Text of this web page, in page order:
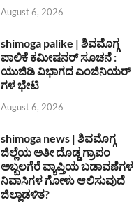
August 6, 2026
shimoga palike | ಶಿವಮೊಗ್ಗ
ಪಾಲಿಕೆ ಕಮೀಷನರ್ ಸೂಚನೆ :
ಯುಜಿಡಿ ವಿಭಾಗದ ಎಂಜಿನಿಯರ್
ಗಳ ಭೇಟಿ
August 6, 2026
shimoga news | ಶಿವಮೊಗ್ಗ
ಜಿಲ್ಲೆಯ ಅತೀ ದೊಡ್ಡ ಗ್ರಾಪಂ
ಅಬ್ಬಲಗೆರೆ ವ್ಯಾಪ್ತಿಯ ಬಡಾವಣೆಗಳ
ನಿವಾಸಿಗಳ ಗೋಳು ಆಲಿಸುವುದೆ
ಜಿಲ್ಲಾಡಳಿತ?